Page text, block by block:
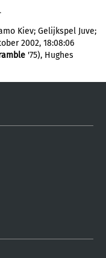
Kiev; Gelijkspel Juve;
2002, 18:08:06
'75), Hughes